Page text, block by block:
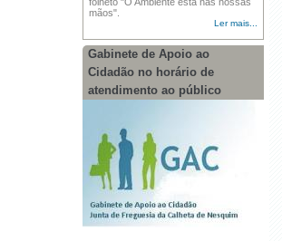
mãos".
Ler mais...
Gabinete de Apoio ao
Cidadão no horário de
atendimento ao público